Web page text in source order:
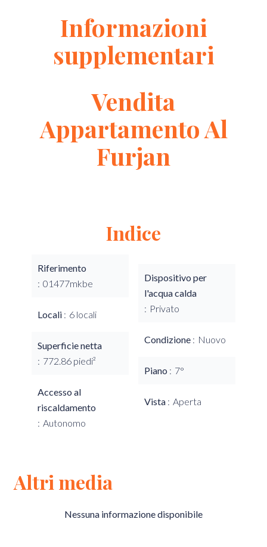
Informazioni
supplementari
Vendita
Appartamento Al
Furjan
Indice
Riferimento
01477mkbe
Locali 6 locali
Superficie netta
772.86 piedi²
Accesso al
riscaldamento
Autonomo
Dispositivo per
l'acqua calda
Privato
Condizione Nuovo
Piano 7°
Vista Aperta
Altri media
Nessuna informazione disponibile